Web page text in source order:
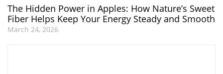
The Hidden Power in Apples: How Nature’s Sweet
Fiber Helps Keep Your Energy Steady and Smooth
March 24, 2026